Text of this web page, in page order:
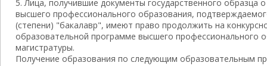
5. Лица, получившие документы государственного образца
высшего профессионального образования,
(степени) "бакалавр", имеют право продолжить на
образовательной программе высшего профессионального
магистратуры.
Получение образования по следующим образовательным